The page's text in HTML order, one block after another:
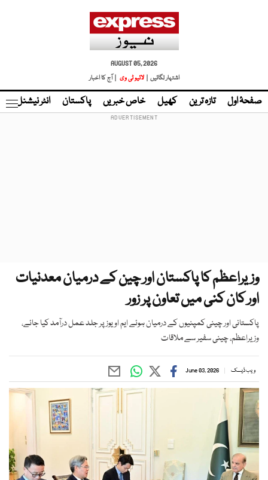
AUGUST 05, 2026
اشتہار لگائیں |
لائیو ٹی وی | آج کا اخبار
صفحۂ اول تازہ ترین کھیل خاص خبریں پاکستان انٹر نیشنل
وزیراعظم کا پاکستان اور چین کے درمیان معدنیات
اور کان کنی میں تعاون پر زور
پاکستانی اور چینی کمپنیوں کے درمیان ہوئے ایم او یوز پر جلد عمل درآمد کیا جائے،
وزیراعظم، چینی سفیر سے ملاقات
ویب ڈیسک June 03, 2026